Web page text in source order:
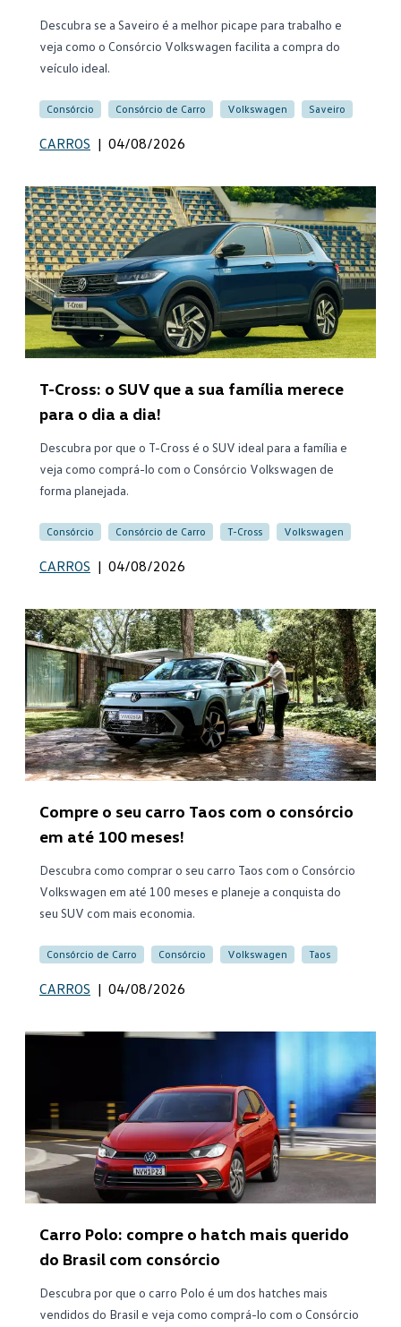
Descubra se a Saveiro é a melhor picape para trabalho e
veja como o Consórcio Volkswagen facilita a compra do
veículo ideal.
Consórcio Consórcio de Carro Volkswagen Saveiro
CARROS | 04/08/2026
T-Cross: o SUV que a sua família merece
para o dia a dia!
Descubra por que o T-Cross é o SUV ideal para a família e
veja como comprá-lo com o Consórcio Volkswagen de
forma planejada.
Consórcio Consórcio de Carro T-Cross Volkswagen
CARROS | 04/08/2026
Compre o seu carro Taos com o consórcio
em até 100 meses!
Descubra como comprar o seu carro Taos com o Consórcio
Volkswagen em até 100 meses e planeje a conquista do
seu SUV com mais economia.
Consórcio de Carro Consórcio Volkswagen Taos
CARROS | 04/08/2026
Carro Polo: compre o hatch mais querido
do Brasil com consórcio
Descubra por que o carro Polo é um dos hatches mais
vendidos do Brasil e veja como comprá-lo com o Consórcio